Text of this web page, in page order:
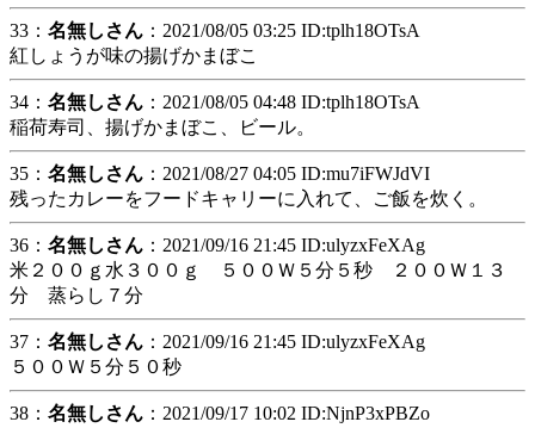
33： 名無しさん ：2021/08/05 03:25 ID:tplh18OTsA
紅しょうが味の揚げかまぼこ
34： 名無しさん ：2021/08/05 04:48 ID:tplh18OTsA
稲荷寿司、揚げかまぼこ、ビール。
35： 名無しさん ：2021/08/27 04:05 ID:mu7iFWJdVI
残ったカレーをフードキャリーに入れて、ご飯を炊く。
36： 名無しさん ：2021/09/16 21:45 ID:ulyzxFeXAg
米２００ｇ水３００ｇ ５００Ｗ５分５秒 ２００Ｗ１３
分 蒸らし７分
37： 名無しさん ：2021/09/16 21:45 ID:ulyzxFeXAg
５００Ｗ５分５０秒
38： 名無しさん ：2021/09/17 10:02 ID:NjnP3xPBZo